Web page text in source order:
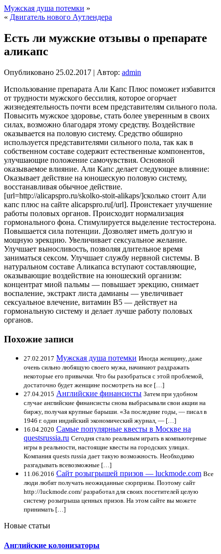
Мужская душа потемки »
« Двигатель нового Аутлендера
Есть ли мужские отзывы о препарате
аликапс
Опубликовано 25.02.2017 | Автор: admin
Использование препарата Али Капс Плюс поможет избавится
от трудности мужского бессилия, которое огорчает
жизнедеятельность почти всем представителям сильного пола.
Повысить мужское здоровье, стать более уверенным в своих
силах, возможно благодаря этому средству. Воздействие
оказывается на половую систему. Средство обширно
используется представителями сильного пола, так как в
собственном составе содержит естественные компонентов,
улучшающие положение самочувствия. Основной
оказываемое влияние. Али Капс делает следующее влияние:
Оказывает действие на юношескую половую систему,
восстанавливая обычное действие.
[url=http://alicapspro.ru/skolko-stoit-alikaps/]сколько стоит Али
капс плюс на сайте alicapspro.ru[/url]. Проистекает улучшение
работы половых органов. Происходит нормализация
гормонального фона. Стимулируется выделение тестостерона.
Повышается сила потенции. Дозволяет иметь долгую и
мощную эрекцию. Увеличивает сексуальное желание.
Улучшает выносливость, позволяя длительное время
заниматься сексом. Улучшает службу нервной системы. В
натуральном составе Аликапса вступают составляющие,
оказывающие воздействие на юношеский организм:
концентрат миой пальмы — повышает эрекцию, снимает
воспаление, экстракт листа дамианы — увеличивает
сексуальное влечение, витамин В5 — действует на
гормональную систему и делает лучше работу половых
органов.
Похожие записи
27.02.2017 Мужская душа потемки Иногда женщину, даже
очень сильно любящую своего мужа, начинают раздражать
некоторые его привычки. Что бы разобраться с этой проблемой,
достаточно будет женщине посмотреть на все […]
27.04.2015 Английские финансисты Затем при удобном
случае английские финансисты снова выбрасывали свои акции на
биржу, получая крупные барыши. «За последние годы, — писал в
1946 г. один индийский экономический журнал, — […]
16.04.2020 Самые популярные квесты в Москве на
questsrussia.ru Сегодня стало реальным играть в компьютерные
игры в реальности, настоящие квесты на городских улицах.
Компания quests russia дает такую возможность. Необходимо
разгадывать всевозможные […]
11.06.2016 Сайт розыгрышей призов — luckmode.com Все
люди любят получать неожиданные сюрпризы. Поэтому сайт
http://luckmode.com/ разработал для своих посетителей целую
систему розыгрыша ценных призов. На этом сайте вы можете
принимать […]
Новые статьи
Английские колонизаторы